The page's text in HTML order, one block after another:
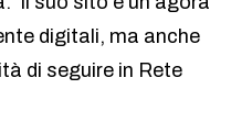
digitali, ma anche
di seguire in Rete